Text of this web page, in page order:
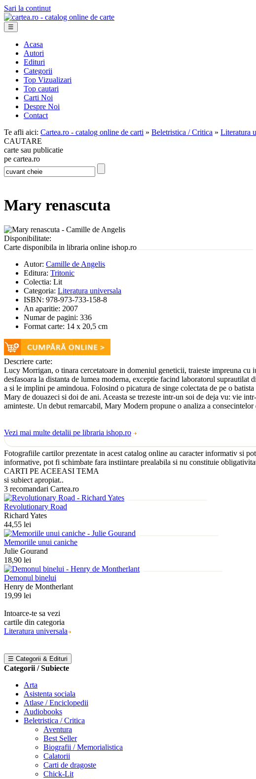
Sari la continut
☰
Acasa
Autori
Edituri
Categorii
Top Vizualizari
Top cautari
Carti Noi
Despre Noi
Contact
Te afli aici: Cartea.ro - catalog online de carti » Beletristica / Critica » Literatura
CAUTARE
carte sau publicatie
pe cartea.ro
Mary renascuta
Disponibilitate:
Carte disponibila in libraria online ishop.ro
Autor: Camille de Angelis
Editura: Tritonic
Colectia: Lit
Categoria: Literatura universala
ISBN: 978-973-733-158-8
An aparitie: 2007
Numar de pagini: 336
Format carte: 14 x 20,5 cm
Descriere carte:
Lucy Morrigan, o tinara cercetatoare in domeniul geneticii, traieste impreuna
desfasoara la distanta de lumea moderna, exceptie facind laboratorul
a si le implini pe amindoua. Folosind o picatura de singe colectata de pe o
Mary de douazeci si doi de ani. Aceasta se trezeste intr-un soi de deja vu: vie
aminteste. Un debut remarcabil, Mary Modern propune o analiza a consecintelor
Vezi mai multe detalii pe libraria ishop.ro
Fotografiile cartilor prezentate in acest catalog online au caracter informativ si
informative, pot fi schimbate fara instiintare prealabila si nu constituie
CARTI PE ACEEASI TEMA
si subiect apropiat..
3 recomandari Cartea.ro
Revolutionary Road
Richard Yates
44,55 lei
Memoriile unui caniche
Julie Gourand
18,90 lei
Demonul binelui
Henry de Montherlant
19,99 lei
Intoarce-te sa vezi
cartile din categoria
Literatura universala
☰ Categorii & Edituri
Categorii / Subiecte
Arta
Asistenta sociala
Atlase / Enciclopedii
Audiobooks
Beletristica / Critica
Aventura
Best Seller
Biografii / Memorialistica
Calatorii
Carti de dragoste
Chick-Lit